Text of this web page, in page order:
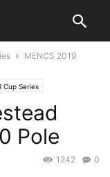
MENCS 2019
Cup Series
Pole
0
1242